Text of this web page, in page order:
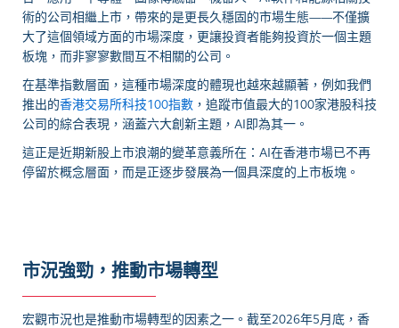
術的公司相繼上市，帶來的是更長久穩固的市場生態——不僅擴
大了這個領域方面的市場深度，更讓投資者能夠投資於一個主題
板塊，而非寥寥數間互不相關的公司。
在基準指數層面，這種市場深度的體現也越來越顯著，例如我們
推出的香港交易所科技100指數 ，追蹤市值最大的100家港股科技
公司的綜合表現，涵蓋六大創新主題，AI即為其一。
這正是近期新股上市浪潮的變革意義所在：AI在香港市場已不再
停留於概念層面，而是正逐步發展為一個具深度的上市板塊。
市況強勁，推動市場轉型
宏觀市況也是推動市場轉型的因素之一。截至2026年5月底，香